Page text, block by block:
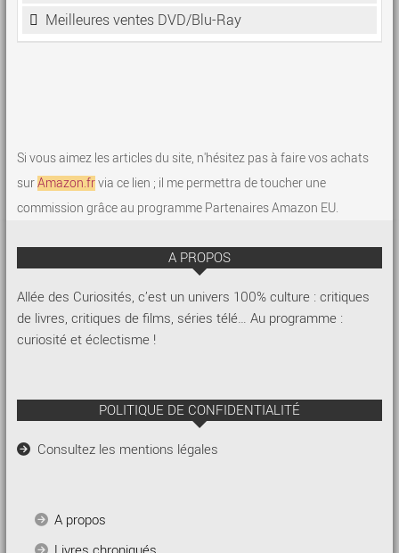
Meilleures ventes DVD/Blu-Ray
Si vous aimez les articles du site, n'hésitez pas à faire vos achats
surAmazon.frvia ce lien ; il me permettra de toucher une
commission grâce au programme Partenaires Amazon EU.
A PROPOS
Allée des Curiosités, c’est un univers 100% culture : critiques
de livres, critiques de films, séries télé… Au programme :
curiosité et éclectisme !
POLITIQUE DE CONFIDENTIALITÉ
Consultez les mentions légales
A propos